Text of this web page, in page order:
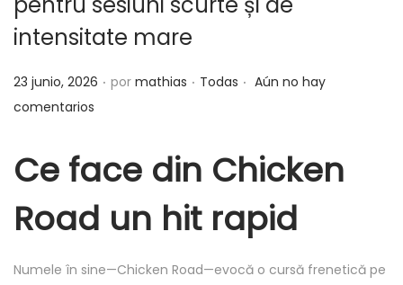
intensitate mare
P
u
c
a
23 junio, 2026 . por mathias . P
i
c
a
Todas . Aún no hay
comentarios
Ce face din Chicken
Road un hit rapid
Numele în sine—Chicken Road—evocă o cursă frenetică pe